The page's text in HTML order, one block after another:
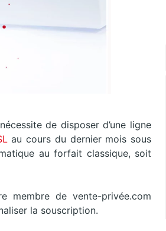
de disposer d’une ligne
au cours du dernier mois sous
au forfait classique, soit
membre de vente-privée.com
la souscription.